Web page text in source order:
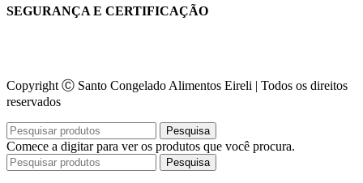
SEGURANÇA E CERTIFICAÇÃO
Copyright Ⓒ Santo Congelado Alimentos Eireli | Todos os direitos
reservados
Pesquisa
Comece a digitar para ver os produtos que você procura.
Pesquisa